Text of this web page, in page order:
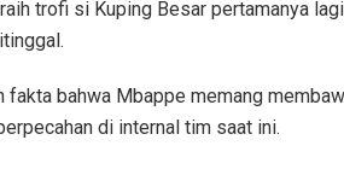
trofi si Kuping Besar pertamanya
fakta bahwa Mbappe memang
di internal tim saat ini.